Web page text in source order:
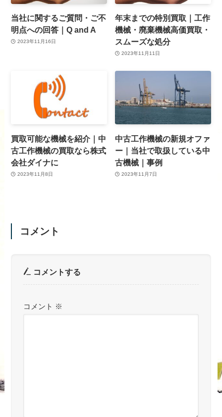
当社に関するご質問・ご不
明点への回答｜Q and A
2023年11月16日
年末までの特別買取｜工作
機械・廃棄機械高価買取・
スムーズな処分
2023年11月11日
買取可能な機械を紹介｜中
古工作機械の買取なら株式
会社ダイナに
2023年11月8日
中古工作機械の新規オファ
ー｜当社で取扱している中
古機械｜事例
2023年11月7日
コメント
コメントする
コメント ※